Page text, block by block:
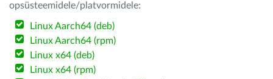
opsüsteemidele/platvormidele:
Linux Aarch64 (deb)
Linux Aarch64 (rpm)
Linux x64 (deb)
Linux x64 (rpm)